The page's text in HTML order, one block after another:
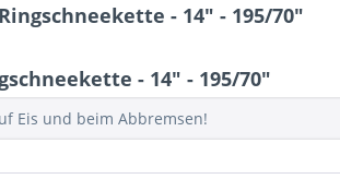
- 14" - 195/70"
- 14" - 195/70"
Eis und beim Abbremsen!